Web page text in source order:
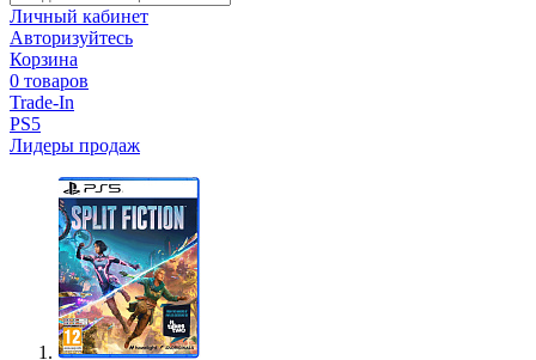
Личный кабинет
Авторизуйтесь
Корзина
0 товаров
Trade-In
PS5
Лидеры продаж